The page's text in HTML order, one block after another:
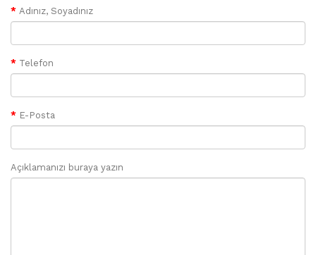
Adınız, Soyadınız
Telefon
E-Posta
Açıklamanızı buraya yazın